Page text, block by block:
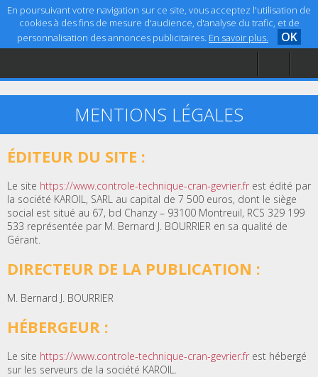
En poursuivant votre navigation sur ce site, vous acceptez l'utilisation de
cookies à des fins de mesure d'audience, d'analyse du trafic, et de
personnalisation des annonces publicitaires. En savoir plus. OK
Accueil
Aide
MENTIONS LÉGALES
ÉDITEUR DU SITE :
Le site https://www.controle-technique-cran-gevrier.fr est édité par
la société KAROIL, SARL au capital de 7 500 euros, dont le siège
social est situé au 67, bd Chanzy – 93100 Montreuil, RCS 329 199
533 représentée par M. Bernard J. BOURRIER en sa qualité de
Gérant.
DIRECTEUR DE LA PUBLICATION :
M. Bernard J. BOURRIER
HÉBERGEUR :
Le site https://www.controle-technique-cran-gevrier.fr est hébergé
sur les serveurs de la société KAROIL.